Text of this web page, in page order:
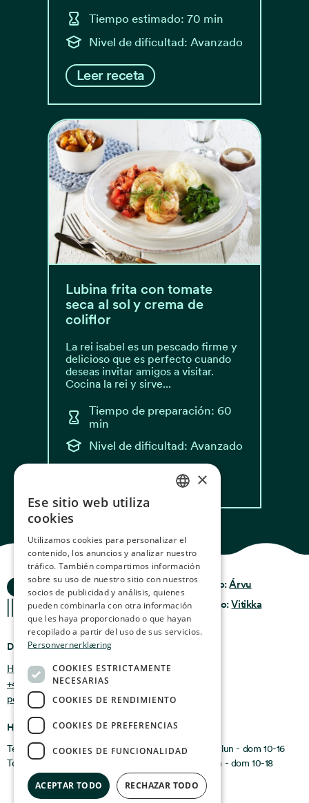
Tiempo estimado: 70 min
Nivel de dificultad: Avanzado
Leer receta
Lubina frita con tomate
seca al sol y crema de
coliflor
La rei isabel es un pescado firme y
delicioso que es perfecto cuando
deseas invitar amigos a visitar.
Cocina la rei y sirve...
Tiempo de preparación: 60
min
Nivel de dificultad: Avanzado
Historias del Océano
Dónde encontrarnos
Holmen 4b, 9750 Honningsvåg, Noruega
+47 47 99 00 95
post@oceanstories.no
Horarios de apertura
Temporada de invierno 1 de noviembre - 30 de abril: lun - dom 10-16
Temporada de verano 1 de mayo - 31 de octubre: lun - dom 10-18
Privacidad y Política
Términos y
condiciones
Diseño:Árvu
Código:Vitikka
NORWEGIAN
GERMAN
FRENCH
SPANISH
FINNISH
×
Ese sitio web utiliza
cookies
Utilizamos cookies para personalizar el
contenido, los anuncios y analizar nuestro
tráfico. También compartimos información
sobre su uso de nuestro sitio con nuestros
socios de publicidad y análisis, quienes
pueden combinarla con otra información
que les haya proporcionado o que hayan
recopilado a partir del uso de sus servicios.
Personvernerklæring
COOKIES ESTRICTAMENTE
NECESARIAS
COOKIES DE RENDIMIENTO
COOKIES DE PREFERENCIAS
COOKIES DE FUNCIONALIDAD
ACEPTAR TODO RECHAZAR TODO